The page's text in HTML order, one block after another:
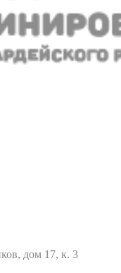
дом 17, к. 3